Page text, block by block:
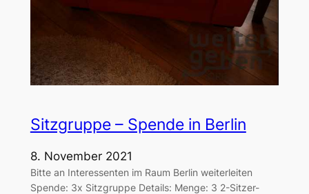
Sitzgruppe – Spende in Berlin
8. November 2021
Bitte an Interessenten im Raum Berlin weiterleiten
Spende: 3x Sitzgruppe Details: Menge: 3 2-Sitzer-